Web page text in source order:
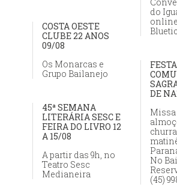
do
COSTA OESTE
CLUBE 22 ANOS
09/08
Os Monarcas e
Grupo Bailanejo
DE
Missa
No
(45)
45ª SEMANA
LITERÁRIA SESC E
FEIRA DO LIVRO 12
A 15/08
A partir das 9h, no
Teatro Sesc
Medianeira